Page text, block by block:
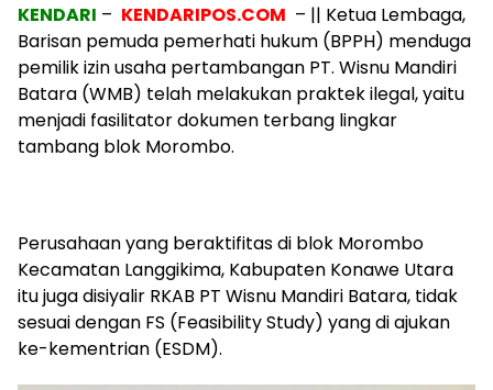
KENDARI – KENDARIPOS.COM – || Ketua Lembaga,
Barisan pemuda pemerhati hukum (BPPH) menduga
pemilik izin usaha pertambangan PT. Wisnu Mandiri
Batara (WMB) telah melakukan praktek ilegal, yaitu
menjadi fasilitator dokumen terbang lingkar
tambang blok Morombo.
Perusahaan yang beraktifitas di blok Morombo
Kecamatan Langgikima, Kabupaten Konawe Utara
itu juga disiyalir RKAB PT Wisnu Mandiri Batara, tidak
sesuai dengan FS (Feasibility Study) yang di ajukan
ke-kementrian (ESDM).